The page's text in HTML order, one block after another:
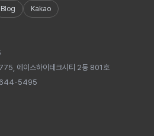
Blog Kakao
에이스하이테크시티 2동 801호
5495